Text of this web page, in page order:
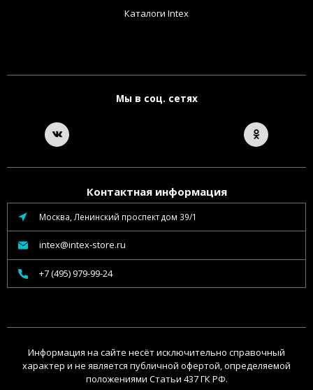
Каталоги Intex
Мы в соц. сетях
Контактная информация
Москва, Ленинский проспект дом 39/1
intex@intex-store.ru
+7 (495) 979-99-24
Информация на сайте несёт исключительно справочный
характер и не является публичной офертой, определяемой
положениями Статьи 437 ГК РФ.